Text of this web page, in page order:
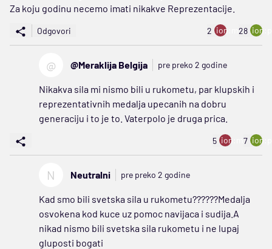
Za koju godinu necemo imati nikakve Reprezentacije.
Odgovori 2 ion:minus
28
@ @Meraklija Belgija pre preko 2 godine
Nikakva sila mi nismo bili u rukometu, par klupskih i
reprezentativnih medalja upecanih na dobru
generaciju i to je to. Vaterpolo je druga prica.
5 ion:minus
7
N Neutralni pre preko 2 godine
Kad smo bili svetska sila u rukometu??????Medalja
osvokena kod kuce uz pomoc navijaca i sudija.A
nikad nismo bili svetska sila rukometu i ne lupaj
gluposti bogati